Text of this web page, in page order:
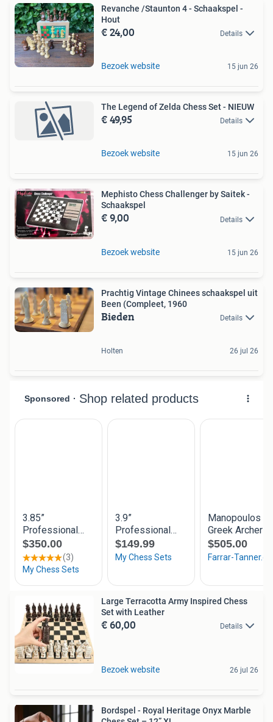
Revanche /Staunton 4 - Schaakspel -
Hout
€ 24,00 Details
Bezoek website 15 jun 26
The Legend of Zelda Chess Set - NIEUW
€ 49,95 Details
Bezoek website 15 jun 26
Mephisto Chess Challenger by Saitek -
Schaakspel
€ 9,00 Details
Bezoek website 15 jun 26
Prachtig Vintage Chinees schaakspel uit
Been (Compleet, 1960
Bieden Details
Holten 26 jul 26
Large Terracotta Army Inspired Chess
Set with Leather
€ 60,00 Details
Bezoek website 26 jul 26
Bordspel - Royal Heritage Onyx Marble